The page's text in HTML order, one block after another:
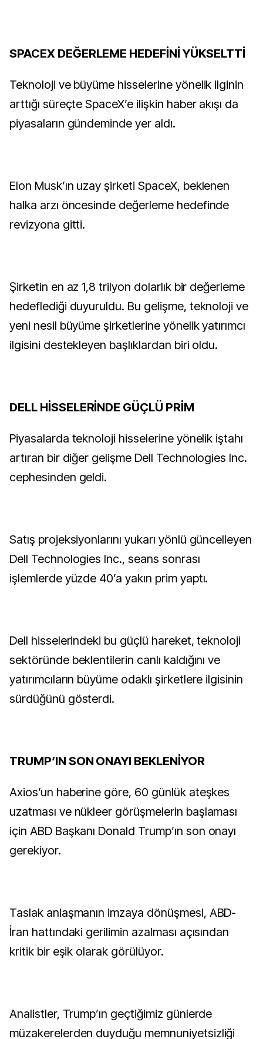
SPACEX DEĞERLEME HEDEFİNİ YÜKSELTTİ
Teknoloji ve büyüme hisselerine yönelik ilginin
arttığı süreçte SpaceX’e ilişkin haber akışı da
piyasaların gündeminde yer aldı.
Elon Musk’ın uzay şirketi SpaceX, beklenen
halka arzı öncesinde değerleme hedefinde
revizyona gitti.
Şirketin en az 1,8 trilyon dolarlık bir değerleme
hedeflediği duyuruldu. Bu gelişme, teknoloji ve
yeni nesil büyüme şirketlerine yönelik yatırımcı
ilgisini destekleyen başlıklardan biri oldu.
DELL HİSSELERİNDE GÜÇLÜ PRİM
Piyasalarda teknoloji hisselerine yönelik iştahı
artıran bir diğer gelişme Dell Technologies Inc.
cephesinden geldi.
Satış projeksiyonlarını yukarı yönlü güncelleyen
Dell Technologies Inc., seans sonrası
işlemlerde yüzde 40’a yakın prim yaptı.
Dell hisselerindeki bu güçlü hareket, teknoloji
sektöründe beklentilerin canlı kaldığını ve
yatırımcıların büyüme odaklı şirketlere ilgisinin
sürdüğünü gösterdi.
TRUMP’IN SON ONAYI BEKLENİYOR
Axios’un haberine göre, 60 günlük ateşkes
uzatması ve nükleer görüşmelerin başlaması
için ABD Başkanı Donald Trump’ın son onayı
gerekiyor.
Taslak anlaşmanın imzaya dönüşmesi, ABD-
İran hattındaki gerilimin azalması açısından
kritik bir eşik olarak görülüyor.
Analistler, Trump’ın geçtiğimiz günlerde
müzakerelerden duyduğu memnuniyetsizliği